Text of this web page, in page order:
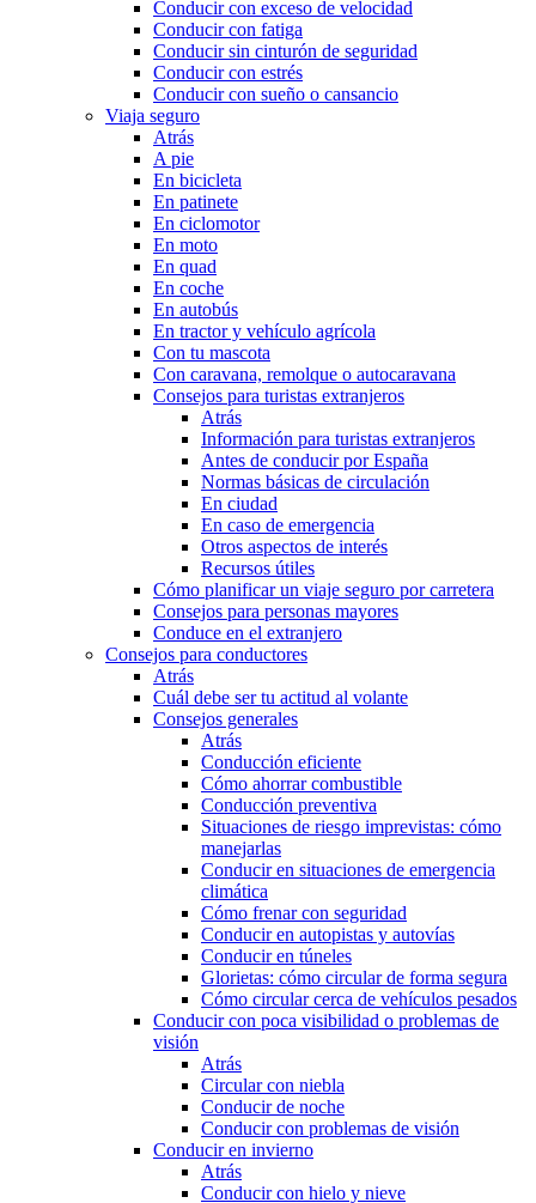
Conducir con exceso de velocidad
Conducir con fatiga
Conducir sin cinturón de seguridad
Conducir con estrés
Conducir con sueño o cansancio
Viaja seguro
Atrás
A pie
En bicicleta
En patinete
En ciclomotor
En moto
En quad
En coche
En autobús
En tractor y vehículo agrícola
Con tu mascota
Con caravana, remolque o autocaravana
Consejos para turistas extranjeros
Atrás
Información para turistas extranjeros
Antes de conducir por España
Normas básicas de circulación
En ciudad
En caso de emergencia
Otros aspectos de interés
Recursos útiles
Cómo planificar un viaje seguro por carretera
Consejos para personas mayores
Conduce en el extranjero
Consejos para conductores
Atrás
Cuál debe ser tu actitud al volante
Consejos generales
Atrás
Conducción eficiente
Cómo ahorrar combustible
Conducción preventiva
Situaciones de riesgo imprevistas: cómo
manejarlas
Conducir en situaciones de emergencia
climática
Cómo frenar con seguridad
Conducir en autopistas y autovías
Conducir en túneles
Glorietas: cómo circular de forma segura
Cómo circular cerca de vehículos pesados
Conducir con poca visibilidad o problemas de
visión
Atrás
Circular con niebla
Conducir de noche
Conducir con problemas de visión
Conducir en invierno
Atrás
Conducir con hielo y nieve